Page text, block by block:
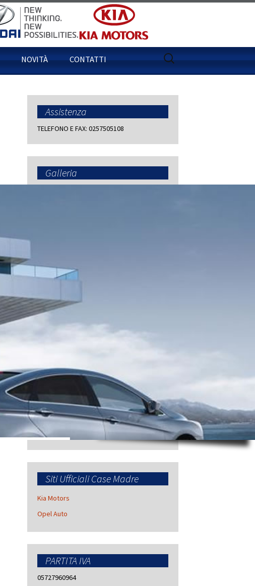
NOVITÀ CONTATTI
Ricerca
per:
Assistenza
TELEFONO E FAX: 0257505108
Galleria
Siti Ufficiali Case Madre
Kia Motors
Opel Auto
PARTITA IVA
05727960964